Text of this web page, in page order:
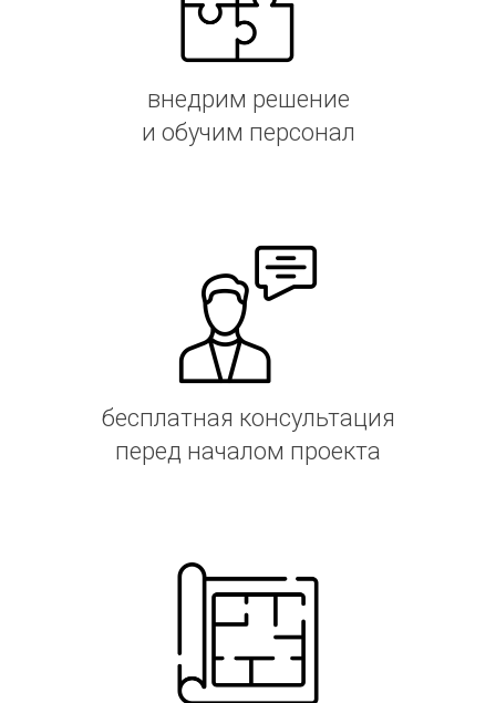
внедрим решение
и обучим персонал
бесплатная консультация
перед началом проекта